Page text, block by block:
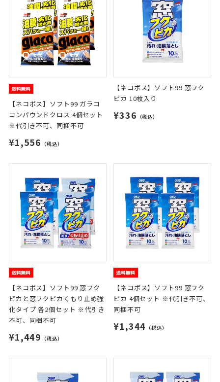
【ネコポス】ソフト99 ガラコ
コンパウンドクロス 4個セット
※代引き不可、同梱不可
¥1,556 （税込）
【ネコポス】ソフト99 窓フク
ピカ 10枚入り
¥336 （税込）
【ネコポス】ソフト99 窓フク
ピカと窓フクピカくもり止め強
化タイプ 各2個セット ※代引き
不可、同梱不可
¥1,449 （税込）
【ネコポス】ソフト99 窓フク
ピカ 4個セット ※代引き不可、
同梱不可
¥1,344 （税込）